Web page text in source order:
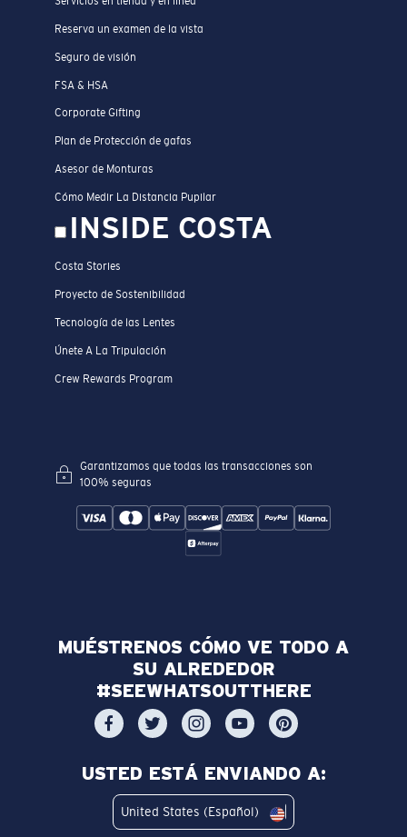
Reserva un examen de la vista
Seguro de visión
FSA & HSA
Corporate Gifting
Plan de Protección de gafas
Asesor de Monturas
Cómo Medir La Distancia Pupilar
INSIDE COSTA
Costa Stories
Proyecto de Sostenibilidad
Tecnología de las Lentes
Únete A La Tripulación
Crew Rewards Program
Garantizamos que todas las transacciones son
100% seguras
MUÉSTRENOS CÓMO VE TODO A
SU ALREDEDOR
#SEEWHATSOUTTHERE
USTED ESTÁ ENVIANDO A:
United States (Español)